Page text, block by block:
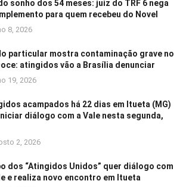
sonho dos 54 meses: juiz do TRF 6 nega
para quem recebeu do Novel
8, 2026
particular mostra contaminação grave no
atingidos vão a Brasília denunciar
19, 2026
acampados há 22 dias em Itueta (MG)
diálogo com a Vale nesta segunda,
2, 2026
dos “Atingidos Unidos” quer diálogo com
e realiza novo encontro em Itueta